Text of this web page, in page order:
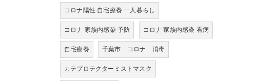
コロナ陽性 自宅療養 一人暮らし
コロナ 家族内感染 予防 コロナ 家族内感染 看病
自宅療養 千葉市 コロナ 消毒
カテプロテクターミストマスク